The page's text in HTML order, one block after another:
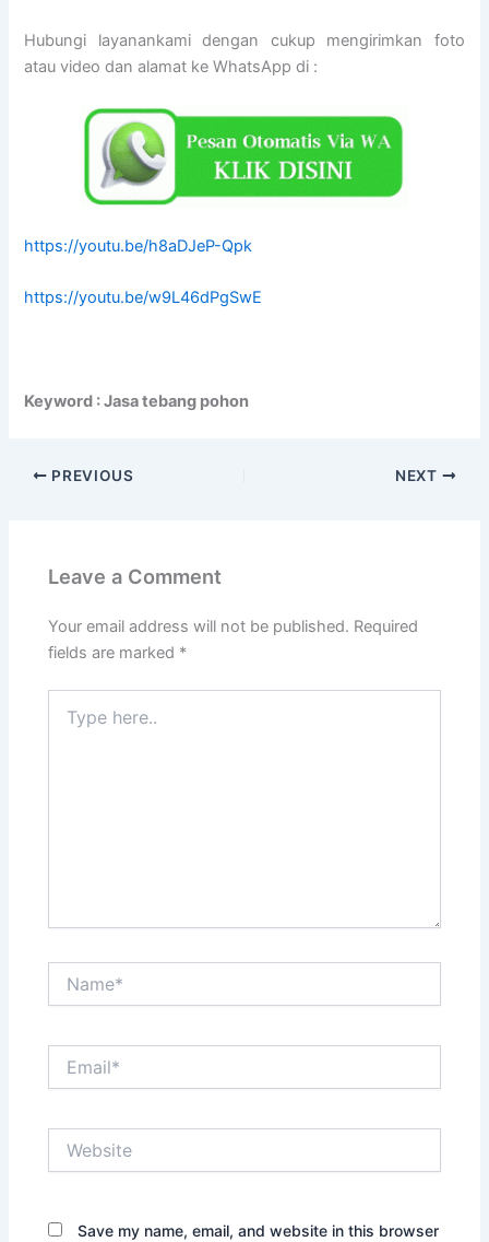
Hubungi layanankami dengan cukup mengirimkan foto
atau video dan alamat ke WhatsApp di :
https://youtu.be/h8aDJeP-Qpk
https://youtu.be/w9L46dPgSwE
Keyword : Jasa tebang pohon
PREVIOUS NEXT
Leave a Comment
Your email address will not be published. Required
fields are marked *
here..
Save my name, email, and website in this browser